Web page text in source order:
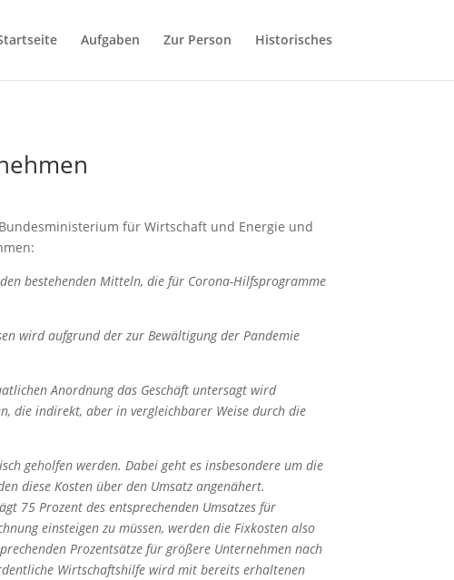
Aufgaben Zur Person Historisches
für Wirtschaft und Energie und
bestehenden Mitteln, die für Corona-Hilfsprogramme
wird aufgrund der zur Bewältigung der Pandemie
Anordnung das Geschäft untersagt wird
die indirekt, aber in vergleichbarer Weise durch die
geholfen werden. Dabei geht es insbesondere um die
diese Kosten über den Umsatz angenähert.
75 Prozent des entsprechenden Umsatzes für
einsteigen zu müssen, werden die Fixkosten also
Prozentsätze für größere Unternehmen nach
Wirtschaftshilfe wird mit bereits erhaltenen